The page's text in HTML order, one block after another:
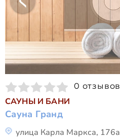
0 отзывов
САУНЫ И БАНИ
Сауна Гранд
улица Карла Маркса, 176а